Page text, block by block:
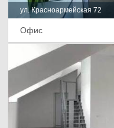
ул. Красноармейская 72
Офис